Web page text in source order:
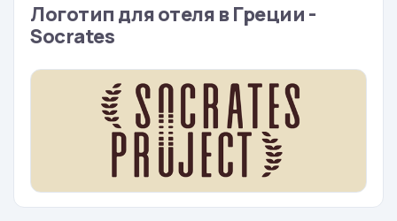
Логотип для отеля в Греции -
Socrates